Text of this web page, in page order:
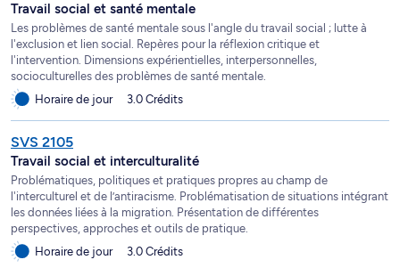
Travail social et santé mentale
Les problèmes de santé mentale sous l'angle du travail social ; lutte à
l'exclusion et lien social. Repères pour la réflexion critique et
l'intervention. Dimensions expérientielles, interpersonnelles,
socioculturelles des problèmes de santé mentale.
Horaire de jour
3.0 Crédits
SVS 2105
Travail social et interculturalité
Problématiques, politiques et pratiques propres au champ de
l'interculturel et de l’antiracisme. Problématisation de situations intégrant
les données liées à la migration. Présentation de différentes
perspectives, approches et outils de pratique.
Horaire de jour
3.0 Crédits